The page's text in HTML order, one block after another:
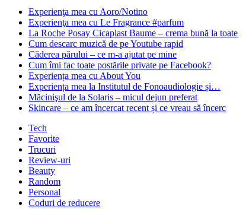
Experienţa mea cu Aoro/Notino
Experienţa mea cu Le Fragrance #parfum
La Roche Posay Cicaplast Baume – crema bună la toate
Cum descarc muzică de pe Youtube rapid
Căderea părului – ce m-a ajutat pe mine
Cum îmi fac toate postările private pe Facebook?
Experiența mea cu About You
Experiența mea la Institutul de Fonoaudiologie și…
Măcinişul de la Solaris – micul dejun preferat
Skincare – ce am încercat recent și ce vreau să încerc
Tech
Favorite
Trucuri
Review-uri
Beauty
Random
Personal
Coduri de reducere